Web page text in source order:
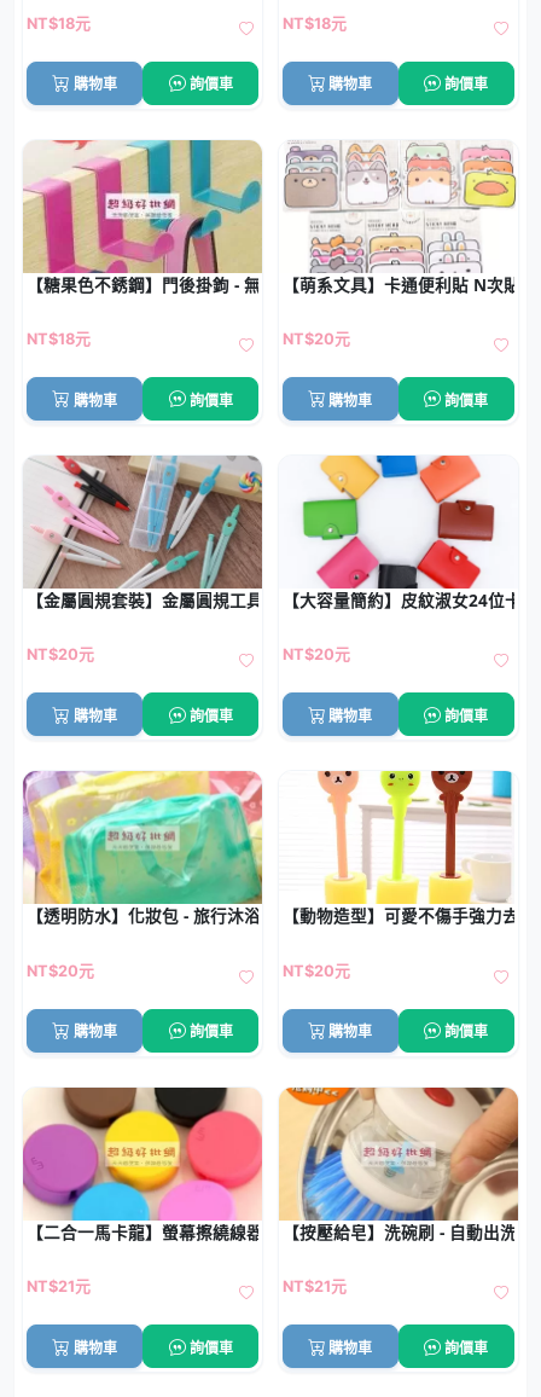
NT$18元
購物車 詢價車
NT$18元
購物車 詢價車
【糖果色不銹鋼】門後掛鉤 - 無痕免釘雙用掛架
NT$18元
購物車 詢價車
【萌系文具】卡通便利貼 N次貼
NT$20元
購物車 詢價車
【金屬圓規套裝】金屬圓規工具組 - 中小學生製圖工具
NT$20元
購物車 詢價車
【大容量簡約】皮紋淑女24位卡
NT$20元
購物車 詢價車
【透明防水】化妝包 - 旅行沐浴用品收納袋
NT$20元
購物車 詢價車
【動物造型】可愛不傷手強力去
NT$20元
購物車 詢價車
【二合一馬卡龍】螢幕擦繞線器 - 手機清潔收納器
NT$21元
購物車 詢價車
【按壓給皂】洗碗刷 - 自動出洗碗
NT$21元
購物車 詢價車